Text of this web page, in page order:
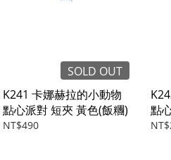
SOLD OUT
K241 卡娜赫拉的小動物
點心派對 短夾 黃色(飯糰)
NT$490
點
色(